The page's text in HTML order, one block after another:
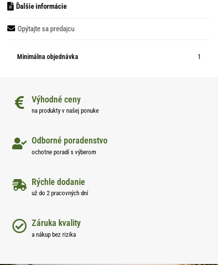
Ďalšie informácie
Opýtajte sa predajcu
Minimálna objednávka 1
Výhodné ceny
na produkty v našej ponuke
Odborné poradenstvo
ochotne poradí s výberom
Rýchle dodanie
už do 2 pracovných dní
Záruka kvality
a nákup bez rizika